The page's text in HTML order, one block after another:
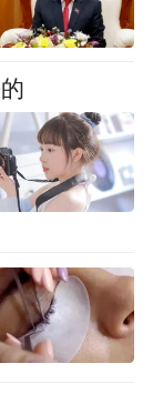
场绘制生长
让数据说